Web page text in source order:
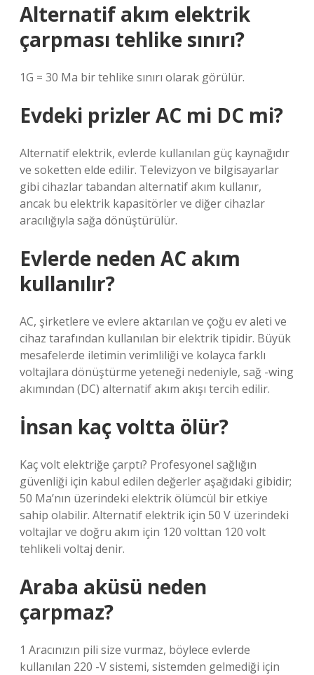
Alternatif akım elektrik
çarpması tehlike sınırı?
1G = 30 Ma bir tehlike sınırı olarak görülür.
Evdeki prizler AC mi DC mi?
Alternatif elektrik, evlerde kullanılan güç kaynağıdır
ve soketten elde edilir. Televizyon ve bilgisayarlar
gibi cihazlar tabandan alternatif akım kullanır,
ancak bu elektrik kapasitörler ve diğer cihazlar
aracılığıyla sağa dönüştürülür.
Evlerde neden AC akım
kullanılır?
AC, şirketlere ve evlere aktarılan ve çoğu ev aleti ve
cihaz tarafından kullanılan bir elektrik tipidir. Büyük
mesafelerde iletimin verimliliği ve kolayca farklı
voltajlara dönüştürme yeteneği nedeniyle, sağ -wing
akımından (DC) alternatif akım akışı tercih edilir.
İnsan kaç voltta ölür?
Kaç volt elektriğe çarptı? Profesyonel sağlığın
güvenliği için kabul edilen değerler aşağıdaki gibidir;
50 Ma’nın üzerindeki elektrik ölümcül bir etkiye
sahip olabilir. Alternatif elektrik için 50 V üzerindeki
voltajlar ve doğru akım için 120 volttan 120 volt
tehlikeli voltaj denir.
Araba aküsü neden
çarpmaz?
1 Aracınızın pili size vurmaz, böylece evlerde
kullanılan 220 -V sistemi, sistemden gelmediği için